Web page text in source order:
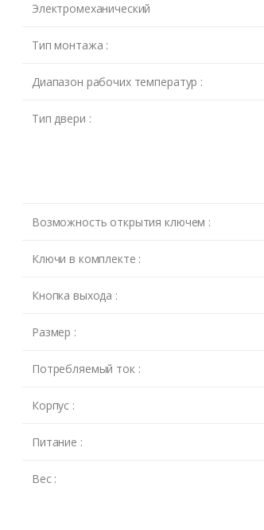
Электромеханический
Тип монтажа :
Диапазон рабочих температур :
Тип двери :
Возможность открытия ключем :
Ключи в комплекте :
Кнопка выхода :
Размер :
Потребляемый ток :
Корпус :
Питание :
Вес :